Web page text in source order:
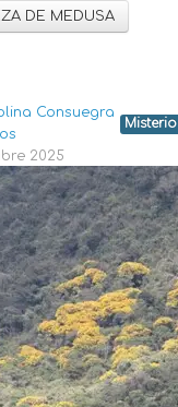
DE MEDUSA
Consuegra
2025
Misterio